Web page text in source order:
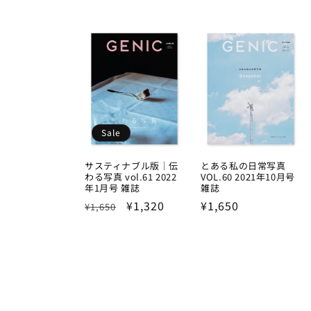
Sale
サスティナブル版｜伝
わる写真 vol.61 2022
年1月号 雑誌
Regular
¥1,650
Sale
¥1,320
とある私の日常写真
VOL.60 2021年10月号
雑誌
Regular
¥1,650